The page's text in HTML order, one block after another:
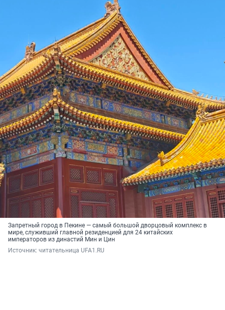
Запретный город в Пекине — самый большой дворцовый комплекс в
мире, служивший главной резиденцией для 24 китайских
императоров из династий Мин и Цин
Источник: читательница UFA1.RU